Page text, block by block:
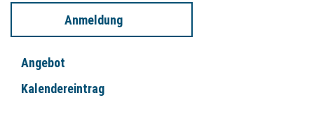
Anmeldung
Angebot
Kalendereintrag